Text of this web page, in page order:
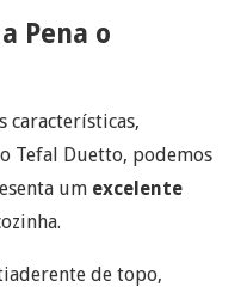
Pena o
características,
Tefal Duetto, podemos
um excelente
de topo,